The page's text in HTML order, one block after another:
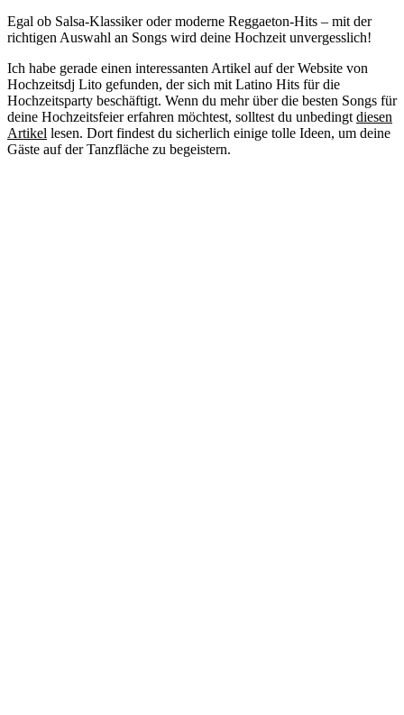
Egal ob Salsa-Klassiker oder moderne Reggaeton-Hits – mit der
richtigen Auswahl an Songs wird deine Hochzeit unvergesslich!
Ich habe gerade einen interessanten Artikel auf der Website von
Hochzeitsdj Lito gefunden, der sich mit Latino Hits für die
Hochzeitsparty beschäftigt. Wenn du mehr über die besten Songs für
deine Hochzeitsfeier erfahren möchtest, solltest du unbedingt diesen
Artikel lesen. Dort findest du sicherlich einige tolle Ideen, um deine
Gäste auf der Tanzfläche zu begeistern.